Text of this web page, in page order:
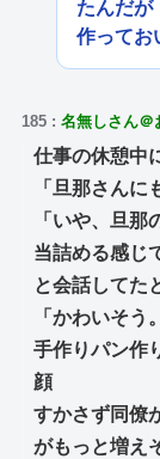
たんだが
作ってお
185 :名無しさん＠
仕事の休憩中
「旦那さん
「いや、旦
当詰める感じ
と会話してた
「かわいそ
手作りパン作
顔
すかさず同僚
がもっと増え